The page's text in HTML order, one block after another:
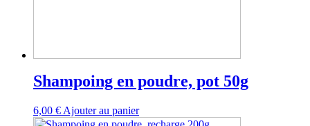
Shampoing en poudre, pot 50g
6,00 € Ajouter au panier